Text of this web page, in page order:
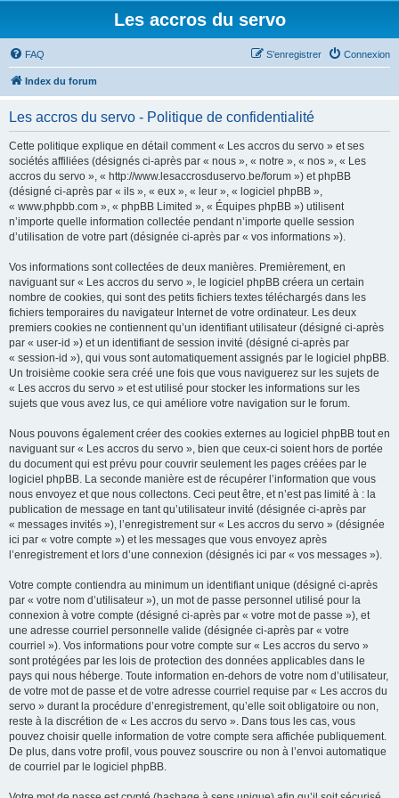
Les accros du servo
FAQ Connexion
S’enregistrer
Index du forum
Les accros du servo - Politique de confidentialité
Cette politique explique en détail comment « Les accros du servo » et ses
sociétés affiliées (désignés ci-après par « nous », « notre », « nos », « Les
accros du servo », « http://www.lesaccrosduservo.be/forum ») et phpBB
(désigné ci-après par « ils », « eux », « leur », « logiciel phpBB »,
« www.phpbb.com », « phpBB Limited », « Équipes phpBB ») utilisent
n’importe quelle information collectée pendant n’importe quelle session
d’utilisation de votre part (désignée ci-après par « vos informations »).
Vos informations sont collectées de deux manières. Premièrement, en
naviguant sur « Les accros du servo », le logiciel phpBB créera un certain
nombre de cookies, qui sont des petits fichiers textes téléchargés dans les
fichiers temporaires du navigateur Internet de votre ordinateur. Les deux
premiers cookies ne contiennent qu’un identifiant utilisateur (désigné ci-après
par « user-id ») et un identifiant de session invité (désigné ci-après par
« session-id »), qui vous sont automatiquement assignés par le logiciel phpBB.
Un troisième cookie sera créé une fois que vous naviguerez sur les sujets de
« Les accros du servo » et est utilisé pour stocker les informations sur les
sujets que vous avez lus, ce qui améliore votre navigation sur le forum.
Nous pouvons également créer des cookies externes au logiciel phpBB tout en
naviguant sur « Les accros du servo », bien que ceux-ci soient hors de portée
du document qui est prévu pour couvrir seulement les pages créées par le
logiciel phpBB. La seconde manière est de récupérer l’information que vous
nous envoyez et que nous collectons. Ceci peut être, et n’est pas limité à : la
publication de message en tant qu’utilisateur invité (désignée ci-après par
« messages invités »), l’enregistrement sur « Les accros du servo » (désignée
ici par « votre compte ») et les messages que vous envoyez après
l’enregistrement et lors d’une connexion (désignés ici par « vos messages »).
Votre compte contiendra au minimum un identifiant unique (désigné ci-après
par « votre nom d’utilisateur »), un mot de passe personnel utilisé pour la
connexion à votre compte (désigné ci-après par « votre mot de passe »), et
une adresse courriel personnelle valide (désignée ci-après par « votre
courriel »). Vos informations pour votre compte sur « Les accros du servo »
sont protégées par les lois de protection des données applicables dans le
pays qui nous héberge. Toute information en-dehors de votre nom d’utilisateur,
de votre mot de passe et de votre adresse courriel requise par « Les accros du
servo » durant la procédure d’enregistrement, qu’elle soit obligatoire ou non,
reste à la discrétion de « Les accros du servo ». Dans tous les cas, vous
pouvez choisir quelle information de votre compte sera affichée publiquement.
De plus, dans votre profil, vous pouvez souscrire ou non à l’envoi automatique
de courriel par le logiciel phpBB.